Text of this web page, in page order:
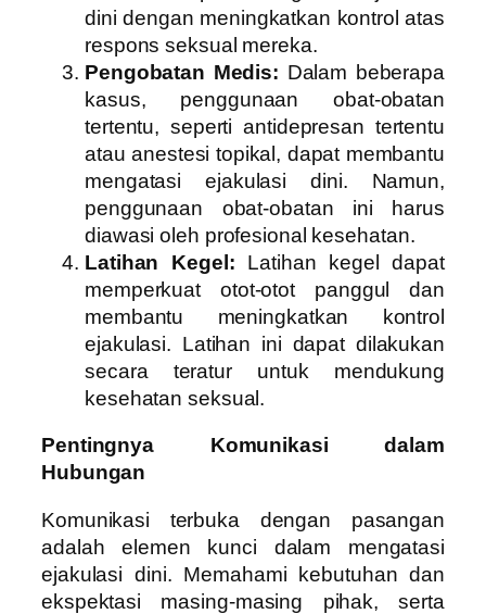
dini dengan meningkatkan kontrol atas
respons seksual mereka.
Pengobatan Medis: Dalam beberapa
kasus, penggunaan obat-obatan
tertentu, seperti antidepresan tertentu
atau anestesi topikal, dapat membantu
mengatasi ejakulasi dini. Namun,
penggunaan obat-obatan ini harus
diawasi oleh profesional kesehatan.
Latihan Kegel: Latihan kegel dapat
memperkuat otot-otot panggul dan
membantu meningkatkan kontrol
ejakulasi. Latihan ini dapat dilakukan
secara teratur untuk mendukung
kesehatan seksual.
Pentingnya Komunikasi dalam
Hubungan
Komunikasi terbuka dengan pasangan
adalah elemen kunci dalam mengatasi
ejakulasi dini. Memahami kebutuhan dan
ekspektasi masing-masing pihak, serta